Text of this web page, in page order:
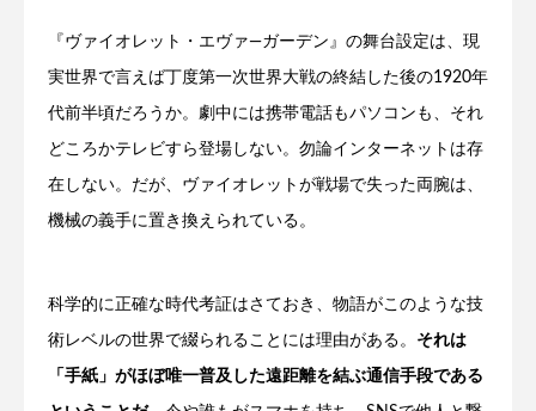
『ヴァイオレット・エヴァ―ガーデン』の舞台設定は、現
実世界で言えば丁度第一次世界大戦の終結した後の1920年
代前半頃だろうか。劇中には携帯電話もパソコンも、それ
どころかテレビすら登場しない。勿論インターネットは存
在しない。だが、ヴァイオレットが戦場で失った両腕は、
機械の義手に置き換えられている。
科学的に正確な時代考証はさておき、物語がこのような技
術レベルの世界で綴られることには理由がある。 それは
「手紙」がほぼ唯一普及した遠距離を結ぶ通信手段である